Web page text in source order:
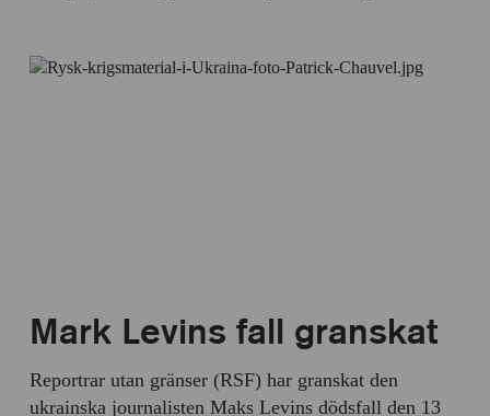
Mark Levins fall granskat
Reportrar utan gränser (RSF) har granskat den
ukrainska journalisten Maks Levins dödsfall den 13